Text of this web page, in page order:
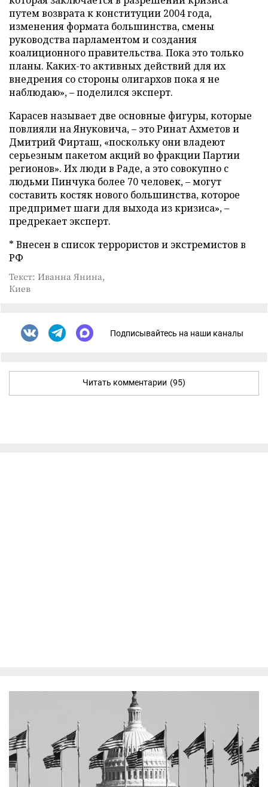
путем возврата к конституции 2004 года,
изменения формата большинства, смены
руководства парламентом и создания
коалиционного правительства. Пока это только
планы. Каких-то активных действий для их
внедрения со стороны олигархов пока я не
наблюдаю», – поделился эксперт.
Карасев называет две основные фигуры, которые
повлияли на Януковича, – это Ринат Ахметов и
Дмитрий Фирташ, «поскольку они владеют
серьезным пакетом акций во фракции Партии
регионов». Их люди в Раде, а это совокупно с
людьми Пинчука более 70 человек, – могут
составить костяк нового большинства, которое
предпримет шаги для выхода из кризиса», –
предрекает эксперт.
* Внесен в список террористов и экстремистов в
РФ
Текст: Иванна Янина,
Киев
Подписывайтесь на наши каналы
Читать комментарии (95)